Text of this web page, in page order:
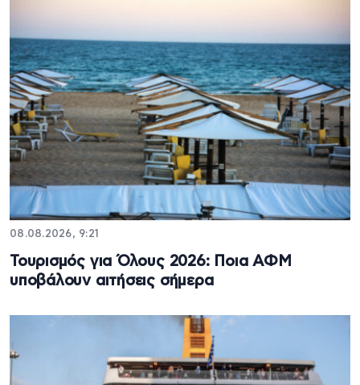
08.08.2026, 9:21
Τουρισμός για Όλους 2026: Ποια ΑΦΜ
υποβάλουν αιτήσεις σήμερα